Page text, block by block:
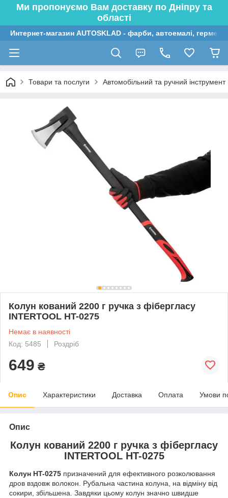
Ми пропонуємо Вам доставку по Дніпру та
області
Интернет-магазин AUTOSKLAD - фарби, автоемалі,
Товари та послуги Автомобільний та ручний
Колун кований 2200 г ручка з фібергласу
INTERTOOL HT-0275
Немає в наявності
Код: 5485
Роздріб
649 ₴
Опис Характеристики Доставка Оплата Умови
Опис
Колун кований 2200 г ручка з фібергласу
INTERTOOL HT-0275
Колун HT-0275 призначений для ефективного розколювання
дров вздовж волокон. Рубальна частина колуна, на відміну від
сокири, збільшена. Завдяки цьому колун значно швидше